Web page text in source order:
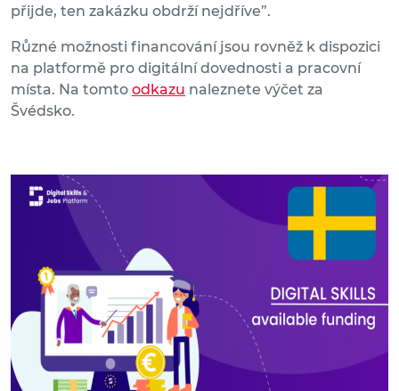
přijde, ten zakázku obdrží nejdříve”.
Různé možnosti financování jsou rovněž k dispozici
na platformě pro digitální dovednosti a pracovní
místa. Na tomto odkazu naleznete výčet za
Švédsko.